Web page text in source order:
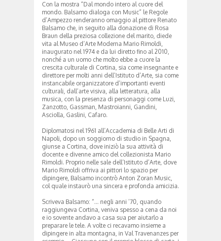
Con la mostra “Dal mondo intero al cuore del
mondo. Balsamo dialoga con Music” le Regole
d’Ampezzo renderanno omaggio al pittore Renato
Balsamo che, in seguito alla donazione di Rosa
Braun della preziosa collezione del marito, diede
vita al Museo d’Arte Moderna Mario Rimoldi,
inaugurato nel 1974 e da lui diretto fino al 2010,
nonché a un uomo che molto ebbe a cuore la
crescita culturale di Cortina, sia come insegnante e
direttore per molti anni dell’Istituto d’Arte, sia come
instancabile organizzatore d’importanti eventi
culturali, dall’arte visiva, alla letteratura, alla
musica, con la presenza di personaggi come Luzi,
Zanzotto, Gassman, Mastroianni, Gandini,
Asciolla, Gaslini, Cafaro.
Diplomatosi nel 1961 all’Accademia di Belle Arti di
Napoli, dopo un soggiorno di studio in Spagna,
giunse a Cortina, dove iniziò la sua attività di
docente e divenne amico del collezionista Mario
Rimoldi. Proprio nelle sale dell’Istituto d’Arte, dove
Mario Rimoldi offriva ai pittori lo spazio per
dipingere, Balsamo incontrò Anton Zoran Music,
col quale instaurò una sincera e profonda amicizia.
Scriveva Balsamo: “… negli anni ’70, quando
raggiungeva Cortina, veniva spesso a cena da noi
e io sovente andavo a casa sua per aiutarlo a
preparare le tele. A volte ci recavamo insieme a
dipingere in alta montagna, in Val Travenanzes per